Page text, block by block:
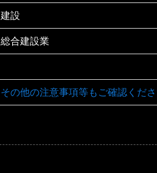
建設
総合建設業
その他の注意事項等もご確認くだ